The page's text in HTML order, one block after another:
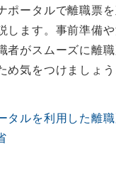
ポータルで離職票
します。事前準備
者がスムーズに離
め気をつけましょう
タルを利用した離